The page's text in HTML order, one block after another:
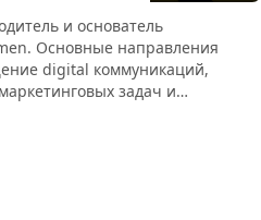
и основатель
Основные направления
digital коммуникаций,
задач и